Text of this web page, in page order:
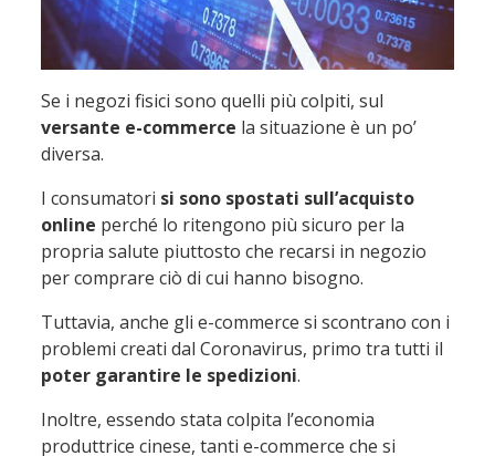
Se i negozi fisici sono quelli più colpiti, sul
versante e-commerce la situazione è un po’
diversa.
I consumatori si sono spostati sull’acquisto
online perché lo ritengono più sicuro per la
propria salute piuttosto che recarsi in negozio
per comprare ciò di cui hanno bisogno.
Tuttavia, anche gli e-commerce si scontrano con i
problemi creati dal Coronavirus, primo tra tutti il
poter garantire le spedizioni.
Inoltre, essendo stata colpita l’economia
produttrice cinese, tanti e-commerce che si